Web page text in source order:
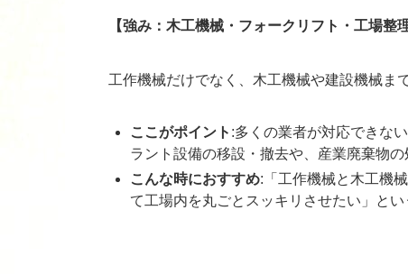
【強み：木工機械・フォークリフト・工場整理
工作機械だけでなく、木工機械や建設機械ま
ここがポイント :多くの業者が対応できな
ラント設備の移設・撤去や、産業廃棄物
こんな時におすすめ:「工作機械と木工機
て工場内を丸ごとスッキリさせたい」とい